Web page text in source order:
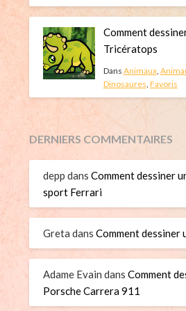
Comment
Tricératops
Dans Animaux,
Dinosaures, Favoris
DERNIERS COMMENTAIRES
depp dansComment dessiner
sport Ferrari
Greta dansComment dessiner
Adame Evain dansComment
Porsche Carrera 911